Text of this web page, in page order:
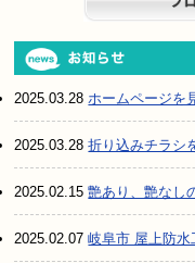
2025.03.28ホームページを
2025.03.28折り込みチラシ
2025.02.15艶あり、艶なし
2025.02.07岐阜市 屋上防水